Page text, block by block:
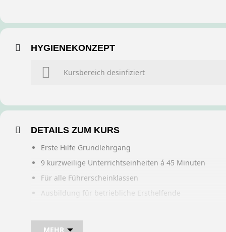
HYGIENEKONZEPT
Kursbereich desinfiziert
DETAILS ZUM KURS
Erste Hilfe Grundlehrgang
9 kurzweilige Unterrichtseinheiten á 45 Minuten
Für alle Führerscheinklassen
Ausbildung für betriebliche Ersthelfende
MEHR